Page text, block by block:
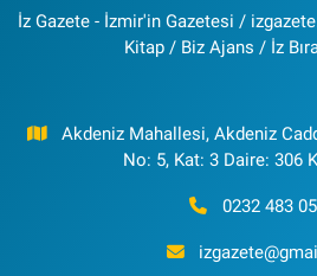
İz Gazete - İzmir'in Gazetesi /
Kitap / Biz Ajans / İz
Akdeniz Mahallesi, Akdeniz
No: 5, Kat: 3 Daire: 306
0232 483